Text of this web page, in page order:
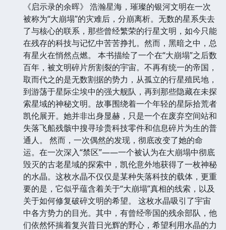
《启示录的余晖》 浩瀚星海，璀璨的银河文明在一次
被称为“大崩塌”的灾难后，分崩离析。无数的星系失去
了与核心的联系，那些曾经繁荣的行星文明，如今只能
在残存的科技与记忆中苦苦挣扎。然而，黑暗之中，总
有星火在悄然点燃。 本书描绘了一个在“大崩塌”之后数
百年，被文明碎片所割裂的宇宙。不再有统一的帝国，
取而代之的是无数割据的势力，从孤立的行星殖民地，
到游荡于星际尘埃中的强大舰队，再到那些隐藏在未探
索星域的神秘文明。故事围绕着一个年轻的星际拾荒者
凯伦展开。她并非出身显赫，只是一个在废弃空间站和
失落飞船残骸中搜寻珍贵科技零件和信息碎片为生的普
通人。 然而，一次偶然的发现，彻底改变了她的命
运。在一次深入“禁区”——一个被认为在大崩塌中彻底
毁灭的古老星域的探索中，凯伦意外地获得了一枚神秘
的水晶。这枚水晶不仅仅是某种失落科技的载体，更重
要的是，它似乎蕴含着关于“大崩塌”真相的线索，以及
关于如何修复破碎文明的希望。 这枚水晶吸引了宇宙
中各方势力的目光。其中，有曾经帝国的残余部队，他
们依然怀揣着复兴昔日光辉的野心，希望利用水晶的力